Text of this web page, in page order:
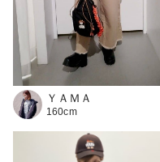
ＹＡＭＡ
160cm